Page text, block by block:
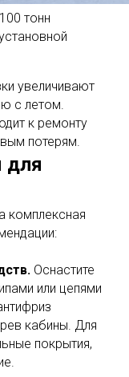
тонн
увеличивают
с летом.
к ремонту
потерям.
для
комплексная
Оснастите
или цепями
кабины. Для
покрытия,